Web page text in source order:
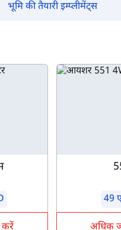
भूमि की तैयारी इम्प्लीमेंट्स
करें
49
अधिक